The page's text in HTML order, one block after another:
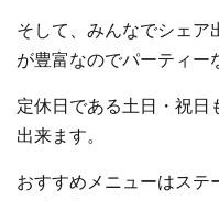
そして、みんなでシェア
が豊富なのでパーティー
定休日である土日・祝日
出来ます。
おすすめメニューはステ